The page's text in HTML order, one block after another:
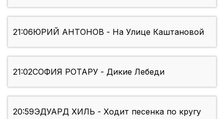
21:06ЮРИЙ АНТОНОВ - На Улице Каштановой
21:02СОФИЯ РОТАРУ - Дикие Лебеди
20:59ЭДУАРД ХИЛЬ - Ходит песенка по кругу